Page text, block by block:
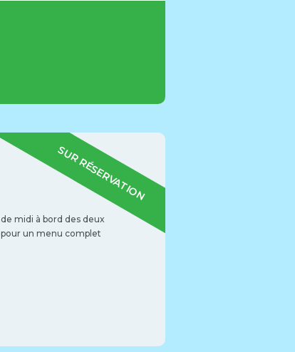
SUR RÉSERVATION
midi à bord des deux
un menu complet